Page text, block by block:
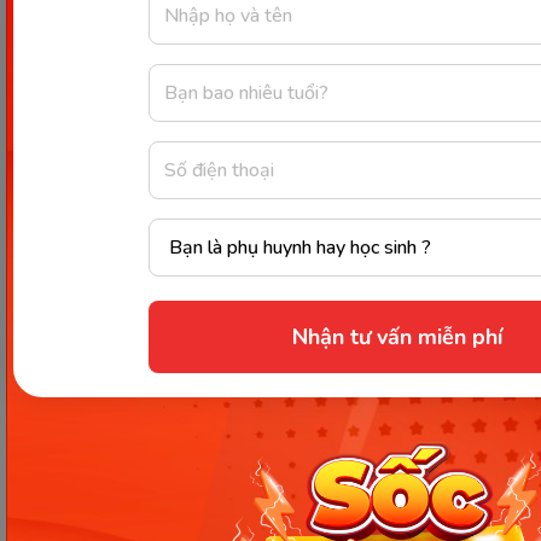
Nhận tư vấn miễn phí
The two approaches to solving the problem
The quality of these two services is very
__________.
The two cars are __________ in terms of fuel
efficiency.
The restaurant offers a __________ menu
compared to other restaurants in the area.
There is a significant __________ in the prices of
the two phones.
The student answered the questions in a
The differences in income between rich and
poor countries are vast.